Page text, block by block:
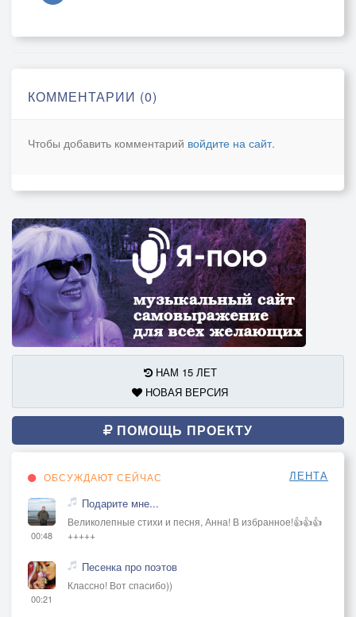
КОММЕНТАРИИ (0)
Чтобы добавить комментарий войдите на сайт.
НАМ 15 ЛЕТ
НОВАЯ ВЕРСИЯ
ПОМОЩЬ ПРОЕКТУ
ОБСУЖДАЮТ СЕЙЧАС ЛЕНТА
00:48
Подарите мне...
Великолепные стихи и песня, Анна! В избранное!👍👍👍
+++++
00:21
Песенка про поэтов
Классно! Вот спасибо))